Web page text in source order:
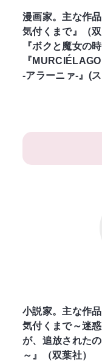
漫画家。主な作
気付くまで』（双
『ボクと魔女の
『
-アラーニァ-』(
小説家。主な作
気付くまで～迷
が、追放された
～』（双葉社）